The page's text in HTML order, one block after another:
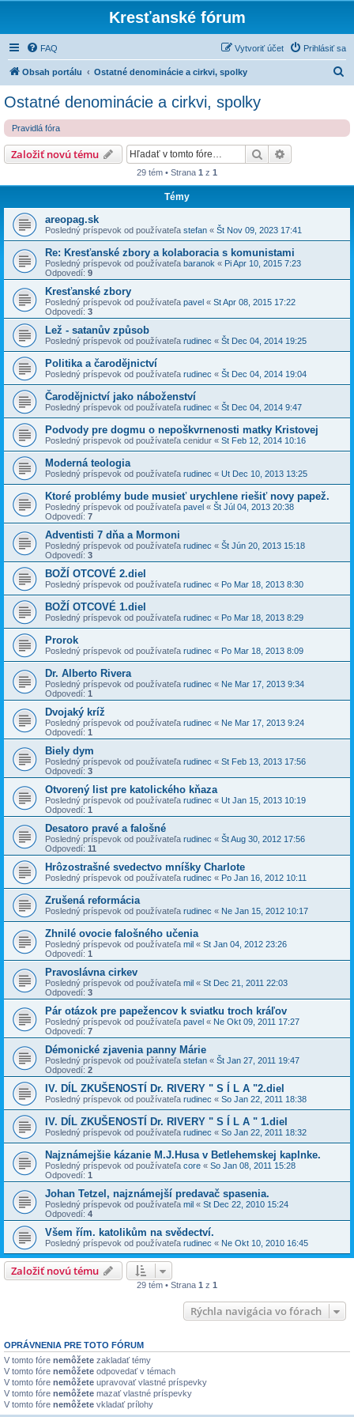
Kresťanské fórum
FAQ Prihlásiť sa
Vytvoriť účet
Obsah portálu Ostatné denominácie a cirkvi, spolky
Ostatné denominácie a cirkvi, spolky
Pravidlá fóra
Založiť novú tému Hľadať
29 tém • Strana 1 z 1
Témy
areopag.sk
Posledný príspevok od používateľa stefan « Št Nov 09, 2023 17:41
Re: Kresťanské zbory a kolaboracia s komunistami
Posledný príspevok od používateľa baranok « Pi Apr 10, 2015 7:23
Odpovedí: 9
Kresťanské zbory
Posledný príspevok od používateľa pavel « St Apr 08, 2015 17:22
Odpovedí: 3
Lež - satanův způsob
Posledný príspevok od používateľa rudinec « Št Dec 04, 2014 19:25
Politika a čarodějnictví
Posledný príspevok od používateľa rudinec « Št Dec 04, 2014 19:04
Čarodějnictví jako náboženství
Posledný príspevok od používateľa rudinec « Št Dec 04, 2014 9:47
Podvody pre dogmu o nepoškvrnenosti matky Kristovej
Posledný príspevok od používateľa cenidur « St Feb 12, 2014 10:16
Moderná teologia
Posledný príspevok od používateľa rudinec « Ut Dec 10, 2013 13:25
Ktoré problémy bude musieť urychlene riešiť novy papež.
Posledný príspevok od používateľa pavel « Št Júl 04, 2013 20:38
Odpovedí: 7
Adventisti 7 dňa a Mormoni
Posledný príspevok od používateľa rudinec « Št Jún 20, 2013 15:18
Odpovedí: 3
BOŽÍ OTCOVÉ 2.diel
Posledný príspevok od používateľa rudinec « Po Mar 18, 2013 8:30
BOŽÍ OTCOVÉ 1.diel
Posledný príspevok od používateľa rudinec « Po Mar 18, 2013 8:29
Prorok
Posledný príspevok od používateľa rudinec « Po Mar 18, 2013 8:09
Dr. Alberto Rivera
Posledný príspevok od používateľa rudinec « Ne Mar 17, 2013 9:34
Odpovedí: 1
Dvojaký kríž
Posledný príspevok od používateľa rudinec « Ne Mar 17, 2013 9:24
Odpovedí: 1
Biely dym
Posledný príspevok od používateľa rudinec « St Feb 13, 2013 17:56
Odpovedí: 3
Otvorený list pre katolického kňaza
Posledný príspevok od používateľa rudinec « Ut Jan 15, 2013 10:19
Odpovedí: 1
Desatoro pravé a falošné
Posledný príspevok od používateľa rudinec « Št Aug 30, 2012 17:56
Odpovedí: 11
Hrôzostrašné svedectvo mníšky Charlote
Posledný príspevok od používateľa rudinec « Po Jan 16, 2012 10:11
Zrušená reformácia
Posledný príspevok od používateľa rudinec « Ne Jan 15, 2012 10:17
Zhnilé ovocie falošného učenia
Posledný príspevok od používateľa mil « St Jan 04, 2012 23:26
Odpovedí: 1
Pravoslávna cirkev
Posledný príspevok od používateľa mil « St Dec 21, 2011 22:03
Odpovedí: 3
Pár otázok pre papežencov k sviatku troch kráľov
Posledný príspevok od používateľa pavel « Ne Okt 09, 2011 17:27
Odpovedí: 7
Démonické zjavenia panny Márie
Posledný príspevok od používateľa stefan « Št Jan 27, 2011 19:47
Odpovedí: 2
IV. DÍL ZKUŠENOSTÍ Dr. RIVERY " S Í L A "2.diel
Posledný príspevok od používateľa rudinec « So Jan 22, 2011 18:38
IV. DÍL ZKUŠENOSTÍ Dr. RIVERY " S Í L A " 1.diel
Posledný príspevok od používateľa rudinec « So Jan 22, 2011 18:32
Najznámejšie kázanie M.J.Husa v Betlehemskej kaplnke.
Posledný príspevok od používateľa core « So Jan 08, 2011 15:28
Odpovedí: 1
Johan Tetzel, najznámejší predavač spasenia.
Posledný príspevok od používateľa mil « St Dec 22, 2010 15:24
Odpovedí: 4
Všem řím. katolikům na svědectví.
Posledný príspevok od používateľa rudinec « Ne Okt 10, 2010 16:45
Založiť novú tému
29 tém • Strana 1 z 1
Rýchla navigácia vo fórach
OPRÁVNENIA PRE TOTO FÓRUM
V tomto fóre nemôžete zakladať témy
V tomto fóre nemôžete odpovedať v témach
V tomto fóre nemôžete upravovať vlastné príspevky
V tomto fóre nemôžete mazať vlastné príspevky
V tomto fóre nemôžete vkladať prílohy